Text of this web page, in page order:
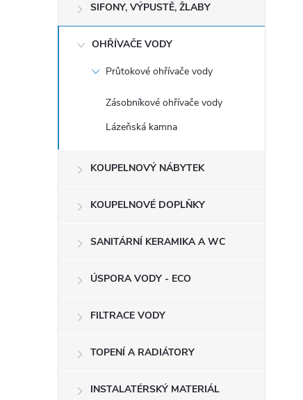
SIFONY, VÝPUSTĚ, ŽLABY
OHŘÍVAČE VODY
Průtokové ohřívače vody
Zásobníkové ohřívače vody
Lázeňská kamna
KOUPELNOVÝ NÁBYTEK
KOUPELNOVÉ DOPLŇKY
SANITÁRNÍ KERAMIKA A WC
ÚSPORA VODY - ECO
FILTRACE VODY
TOPENÍ A RADIÁTORY
INSTALATÉRSKÝ MATERIÁL